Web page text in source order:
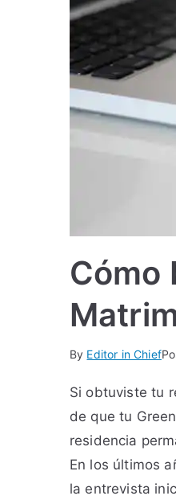
Cómo
By Editor in Chief
Si obtuviste tu
de que tu
residencia
En los últimos
la entrevista